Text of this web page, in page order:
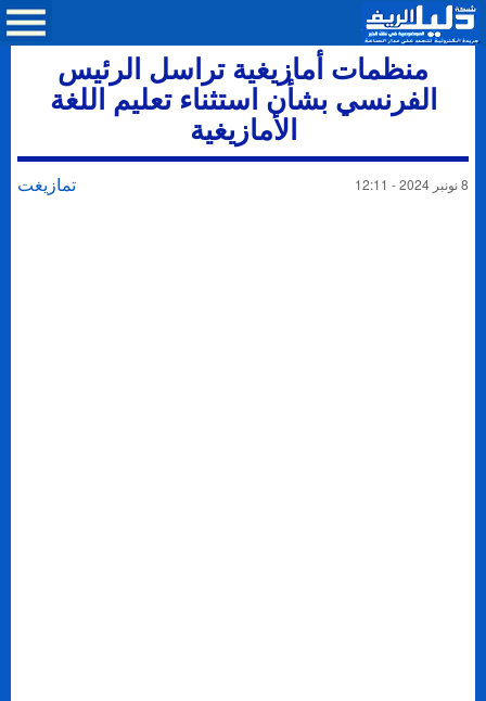
منظمات أمازيغية تراسل الرئيس
الفرنسي بشأن استثناء تعليم اللغة
الأمازيغية
تمازيغت 8 نونبر 2024 - 12:11